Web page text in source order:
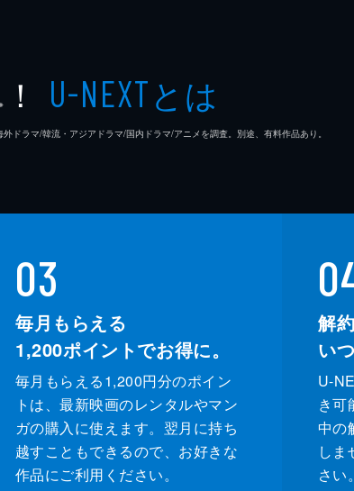
！ U-NEXTとは
ラマ/韓流・アジアドラマ/国内ドラマ/アニメを調査。別途、有料作品あり。
03
毎月もらえる
1,200ポイントでお得に。
毎月もらえる1,200円分のポイン
トは、最新映画のレンタルやマン
ガの購入に使えます。翌月に持ち
越すこともできるので、お好きな
作品にご利用ください。
解
い
U-
き可
中の
しま
さい。